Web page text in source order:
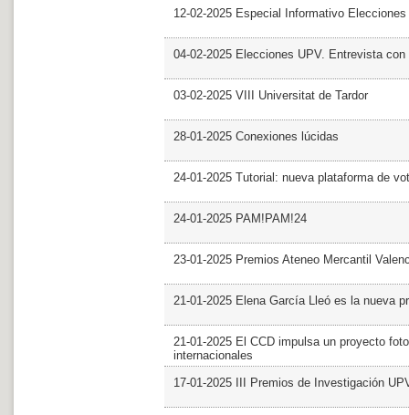
12-02-2025 Especial Informativo Elecciones
04-02-2025 Elecciones UPV. Entrevista con
03-02-2025 VIII Universitat de Tardor
28-01-2025 Conexiones lúcidas
24-01-2025 Tutorial: nueva plataforma de
24-01-2025 PAM!PAM!24
23-01-2025 Premios Ateneo Mercantil
21-01-2025 Elena García Lleó es la nueva
21-01-2025 El CCD impulsa un proyecto
internacionales
17-01-2025 III Premios de Investigación